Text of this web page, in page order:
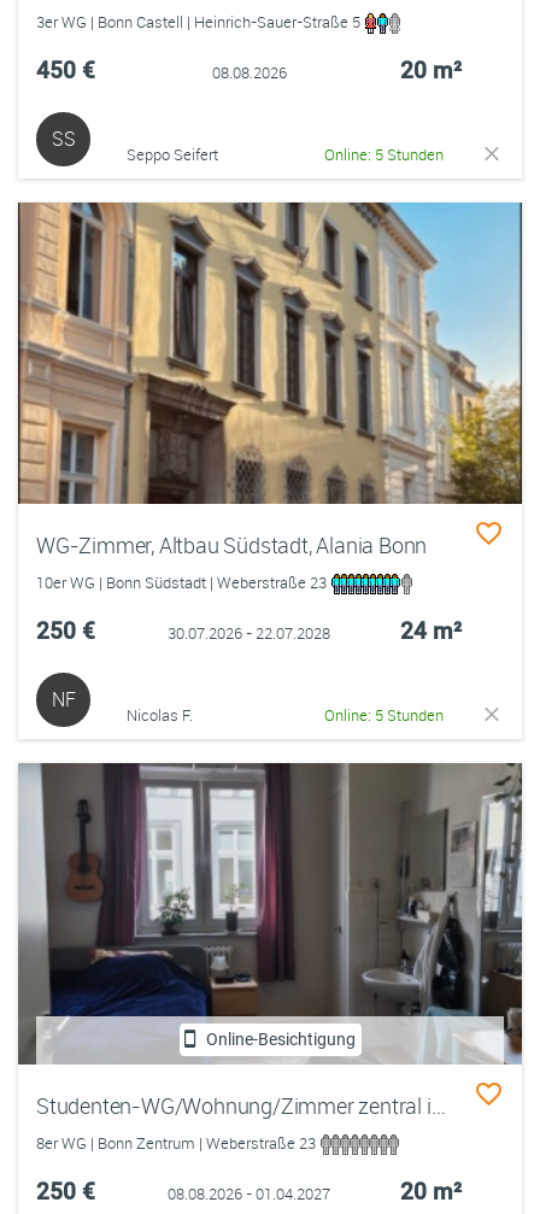
3er WG | Bonn Castell | Heinrich-Sauer-Straße 5
450 € 08.08.2026 20 m²
SS
Seppo Seifert Online: 5 Stunden
WG-Zimmer, Altbau Südstadt, Alania Bonn
10er WG | Bonn Südstadt | Weberstraße 23
250 € 30.07.2026 - 22.07.2028 24 m²
NF
Nicolas F. Online: 5 Stunden
Online-Besichtigung
8er WG | Bonn Zentrum | Weberstraße 23
250 € 08.08.2026 - 01.04.2027 20 m²